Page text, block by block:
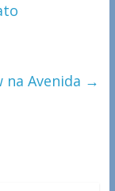
na Avenida →